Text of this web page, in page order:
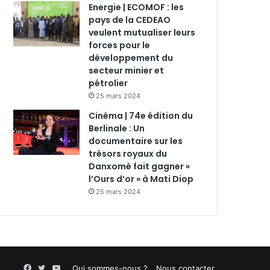
Energie | ECOMOF : les
pays de la CEDEAO
veulent mutualiser leurs
forces pour le
développement du
secteur minier et
pétrolier
25 mars 2024
Cinéma | 74e édition du
Berlinale : Un
documentaire sur les
trésors royaux du
Danxomè fait gagner «
l’Ours d’or » à Mati Diop
25 mars 2024